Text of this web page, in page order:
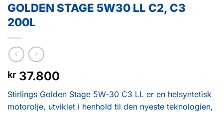
GOLDEN STAGE 5W30 LL C2, C3
200L
kr 37.800
Stirlings Golden Stage 5W-30 C3 LL er en helsyntetisk
motorolje, utviklet i henhold til den nyeste teknologien,